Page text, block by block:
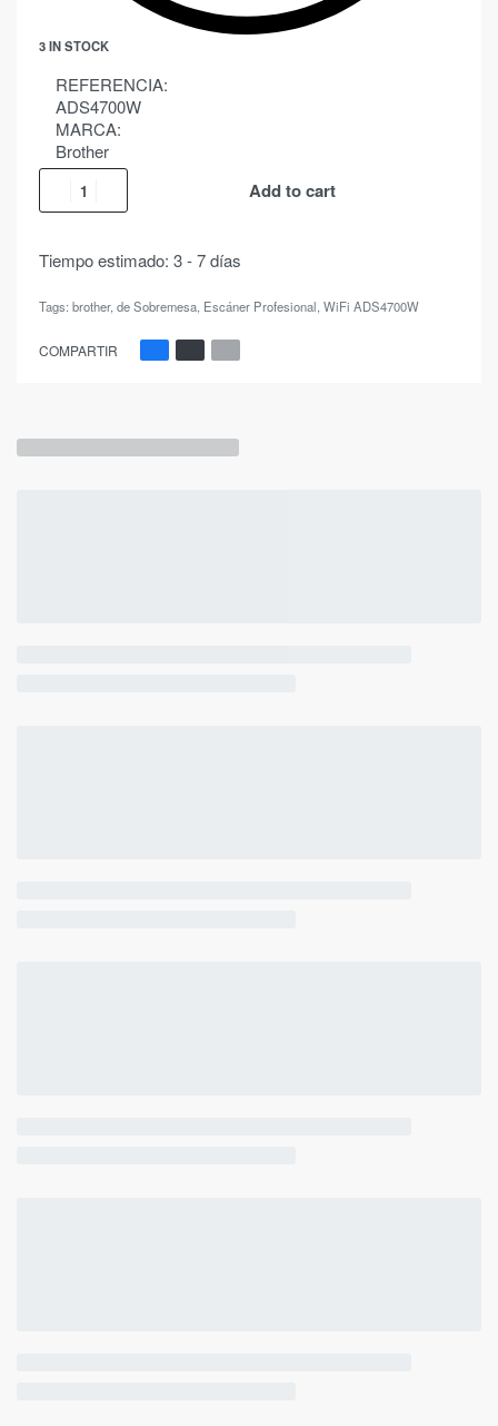
3 IN STOCK
REFERENCIA:
ADS4700W
MARCA:
Brother
Add to cart
Tiempo estimado: 3 - 7 días
Tags: brother, de Sobremesa, Escáner Profesional, WiFi ADS4700W
COMPARTIR